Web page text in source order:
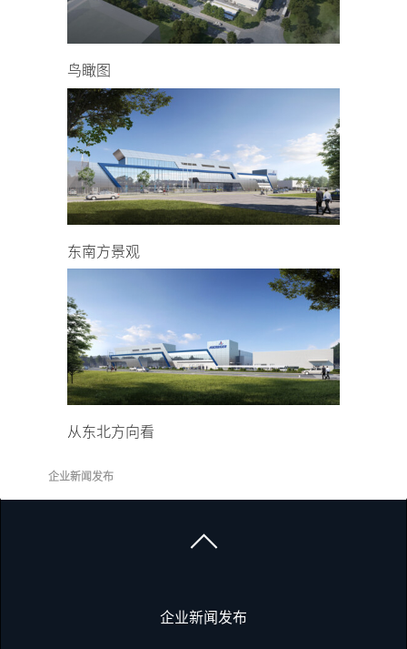
鸟瞰图
东南方景观
从东北方向看
企业新闻发布
企业新闻发布